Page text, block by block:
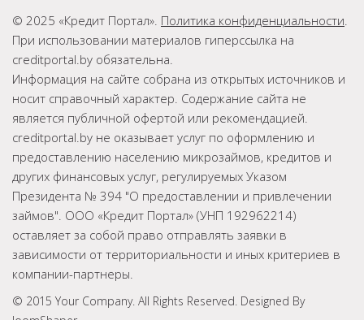
© 2025 «Кредит Портал». Политика конфиденциальности.
При использовании материалов гиперссылка на
creditportal.by обязательна.
Информация на сайте собрана из открытых источников и
носит справочный характер. Содержание сайта не
является публичной офертой или рекомендацией.
creditportal.by не оказывает услуг по оформлению и
предоставлению населению микрозаймов, кредитов и
других финансовых услуг, регулируемых Указом
Президента № 394 "О предоставлении и привлечении
займов". ООО «Кредит Портал» (УНП 192962214)
оставляет за собой право отправлять заявки в
зависимости от территориальности и иных критериев в
компании-партнеры.
© 2015 Your Company. All Rights Reserved. Designed By